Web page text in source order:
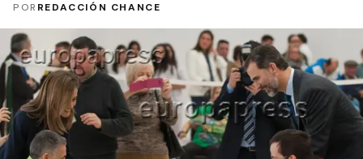
POR REDACCIÓN CHANCE